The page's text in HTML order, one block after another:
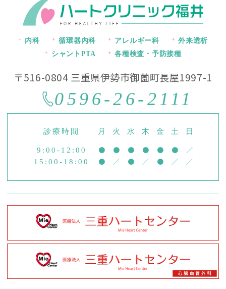
内科 循環器内科 アレルギー科
外来透析
シャントPTA
各種検査・予防接種
〒516-0804 三重県伊勢市御薗町長屋1997-1
0596-26-2111
診療時間 月 火 水 木 金 土 日
9:00-12:00 ● ● ● ● ● ● ／
15:00-18:00 ● ／ ● ／ ● ／ ／